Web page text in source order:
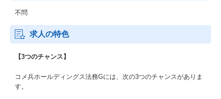
不問
求人の特色
【3つのチャンス】
コメ兵ホールディングス法務Gには、次の3つのチャンスがありま
す。